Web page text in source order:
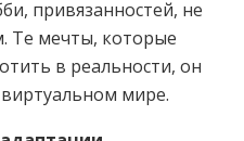
привязанностей, не
Те мечты, которые
в реальности, он
мире.